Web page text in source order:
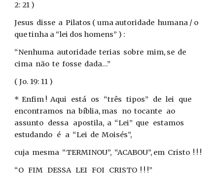
2: 21 )
Jesus disse a Pilatos ( uma autoridade humana / o
que tinha a “lei dos homens” ) :
“Nenhuma autoridade terias sobre mim, se de
cima não te fosse dada...”
( Jo. 19: 11 )
* Enfim ! Aqui está os “três tipos” de lei que
encontramos na bíblia, mas no tocante ao
assunto dessa apostila, a “Lei” que estamos
estudando é a “Lei de Moisés”,
cuja mesma “TERMINOU”, “ACABOU”, em Cristo ! ! !
“O FIM DESSA LEI FOI CRISTO ! ! !”